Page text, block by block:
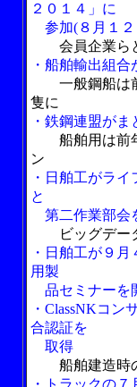
２０１４」に
参加(８月１２
会員企業ら
・船舶輸出組
一般鋼船は
隻に
・鉄鋼連盟が
船舶用は前
ン
・日舶工がラ
と
第二作業部会
ビッグデー
・日舶工が９
用製
品セミナーを
・ClassNKコン
合認証を
取得
船舶建造時
・トラックの